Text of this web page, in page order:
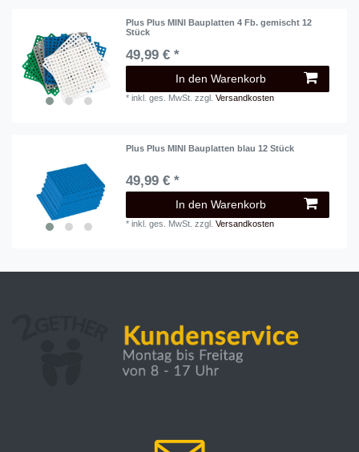
Plus Plus MINI Bauplatten 4 Fb. gemischt 12
Stück
49,99 € *
In den Warenkorb
*inkl. ges. MwSt. zzgl.Versandkosten
Plus Plus MINI Bauplatten blau 12 Stück
49,99 € *
In den Warenkorb
*inkl. ges. MwSt. zzgl.Versandkosten